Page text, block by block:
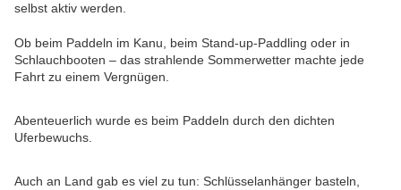
selbst aktiv werden.
Ob beim Paddeln im Kanu, beim Stand-up-Paddling oder in
Schlauchbooten – das strahlende Sommerwetter machte jede
Fahrt zu einem Vergnügen.
Abenteuerlich wurde es beim Paddeln durch den dichten
Uferbewuchs.
Auch an Land gab es viel zu tun: Schlüsselanhänger basteln,